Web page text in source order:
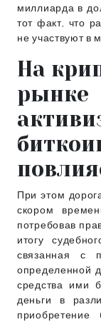
миллиарда в
тот факт, что
не участвуют в
На
рынке
При этом
скором
потребовав
итогу
связанная с
определенной
средства ими
деньги в